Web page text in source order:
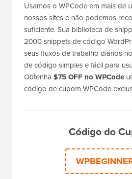
Usamos o WPCode em mais de
nossos sites e não podemos
suficiente. Sua biblioteca de
2000 snippets de código
seus fluxos de trabalho diários
de código simples e fácil para
Obtenha $75 OFF no WPCode
código de cupom WPCode
Código do